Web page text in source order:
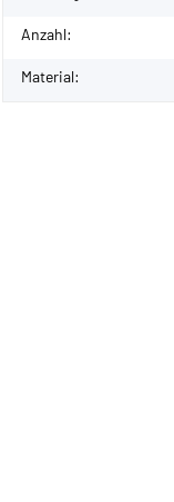
Anzahl:
Material: